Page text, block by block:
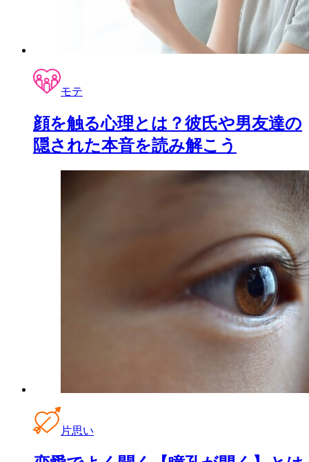
モテ
顔を触る心理とは？彼氏や男友達の
隠された本音を読み解こう
片思い